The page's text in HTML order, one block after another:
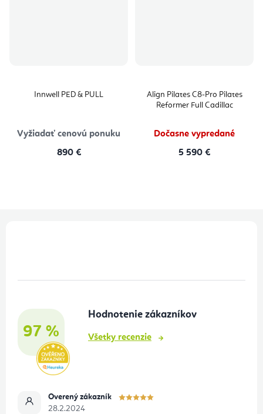
Innwell PED & PULL
Vyžiadať cenovú ponuku
890 €
Align Pilates C8-Pro Pilates
Reformer Full Cadillac
Dočasne vypredané
5 590 €
97 %
Hodnotenie zákazníkov
Všetky recenzie
Overený zákazník
28.2.2024